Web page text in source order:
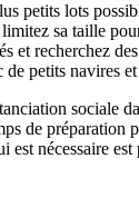
petits lots
sa taille
et recherchez
petits navires
sociale
de
est nécessaire